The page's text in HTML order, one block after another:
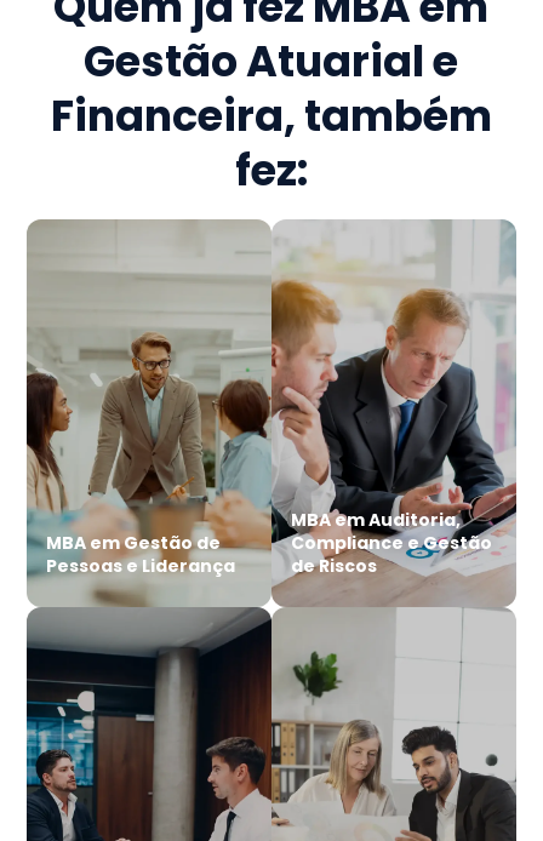
Gestão Atuarial e
Financeira, também
fez:
MBA em Gestão de
Pessoas e Liderança
MBA em Auditoria,
Compliance e Gestão
de Riscos